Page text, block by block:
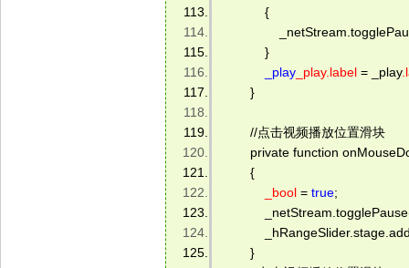
{
}
_play _play.label = _play
}
//点击视频播放位置滑块
private function
{
_bool = true;
}